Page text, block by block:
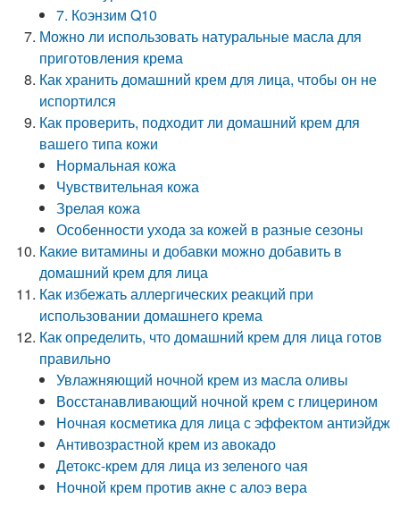
7. Коэнзим Q10
Можно ли использовать натуральные масла для
приготовления крема
Как хранить домашний крем для лица, чтобы он не
испортился
Как проверить, подходит ли домашний крем для
вашего типа кожи
Нормальная кожа
Чувствительная кожа
Зрелая кожа
Особенности ухода за кожей в разные сезоны
Какие витамины и добавки можно добавить в
домашний крем для лица
Как избежать аллергических реакций при
использовании домашнего крема
Как определить, что домашний крем для лица готов
правильно
Увлажняющий ночной крем из масла оливы
Восстанавливающий ночной крем с глицерином
Ночная косметика для лица с эффектом антиэйдж
Антивозрастной крем из авокадо
Детокс-крем для лица из зеленого чая
Ночной крем против акне с алоэ вера